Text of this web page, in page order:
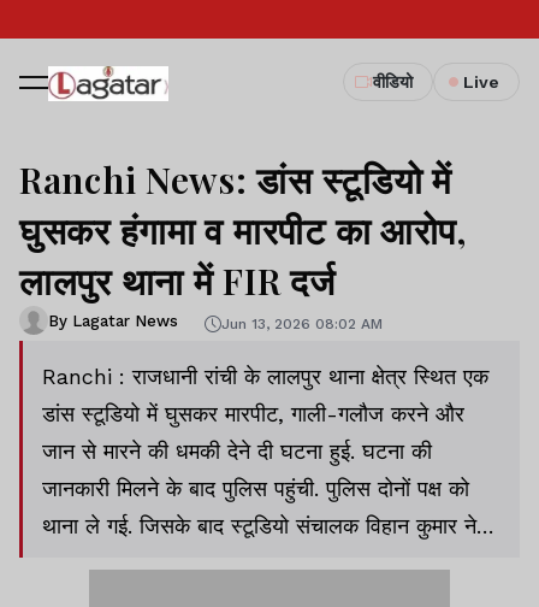
वीडियो Live
Ranchi News: डांस स्टूडियो में
घुसकर हंगामा व मारपीट का आरोप,
लालपुर थाना में FIR दर्ज
By Lagatar News Jun 13, 2026 08:02 AM
Ranchi : राजधानी रांची के लालपुर थाना क्षेत्र स्थित एक
डांस स्टूडियो में घुसकर मारपीट, गाली-गलौज करने और
जान से मारने की धमकी देने दी घटना हुई. घटना की
जानकारी मिलने के बाद पुलिस पहुंची. पुलिस दोनों पक्ष को
थाना ले गई. जिसके बाद स्टूडियो संचालक विहान कुमार ने